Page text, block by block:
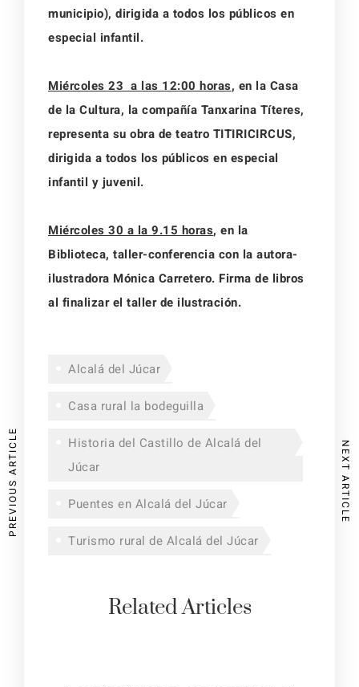
municipio), dirigida a todos los públicos en
especial infantil.
Miércoles 23 a las 12:00 horas, en la Casa
de la Cultura, la compañía Tanxarina Títeres,
representa su obra de teatro TITIRICIRCUS,
dirigida a todos los públicos en especial
infantil y juvenil.
Miércoles 30 a la 9.15 horas, en la
Biblioteca, taller-conferencia con la autora-
ilustradora Mónica Carretero. Firma de libros
al finalizar el taller de ilustración.
Alcalá del Júcar
Casa rural la bodeguilla
Historia del Castillo de Alcalá del
Júcar
Puentes en Alcalá del Júcar
Turismo rural de Alcalá del Júcar
Related Articles
PREVIOUS ARTICLE NEXT ARTICLE